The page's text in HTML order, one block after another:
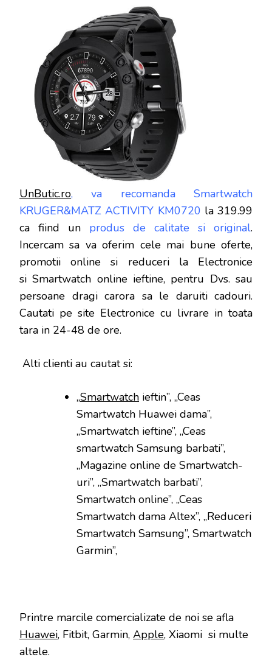
UnButic.ro, va recomanda Smartwatch
KRUGER&MATZ ACTIVITY KM0720 la 319.99
ca fiind un produs de calitate si original.
Incercam sa va oferim cele mai bune oferte,
promotii online si reduceri la Electronice
si Smartwatch online ieftine, pentru Dvs. sau
persoane dragi carora sa le daruiti cadouri.
Cautati pe site Electronice cu livrare in toata
tara in 24-48 de ore.
Alti clienti au cautat si:
„Smartwatch ieftin”, „Ceas
Smartwatch Huawei dama”,
„Smartwatch ieftine”, „Ceas
smartwatch Samsung barbati”,
„Magazine online de Smartwatch-
uri”, „Smartwatch barbati”,
Smartwatch online”, „Ceas
Smartwatch dama Altex”, „Reduceri
Smartwatch Samsung”, Smartwatch
Garmin”,
Printre marcile comercializate de noi se afla
Huawei, Fitbit, Garmin, Apple, Xiaomi si multe
altele.